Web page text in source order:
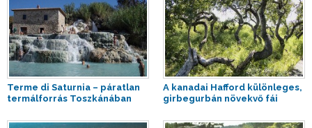
Terme di Saturnia – páratlan
termálforrás Toszkánában
A kanadai Hafford különleges,
girbegurbán növekvő fái